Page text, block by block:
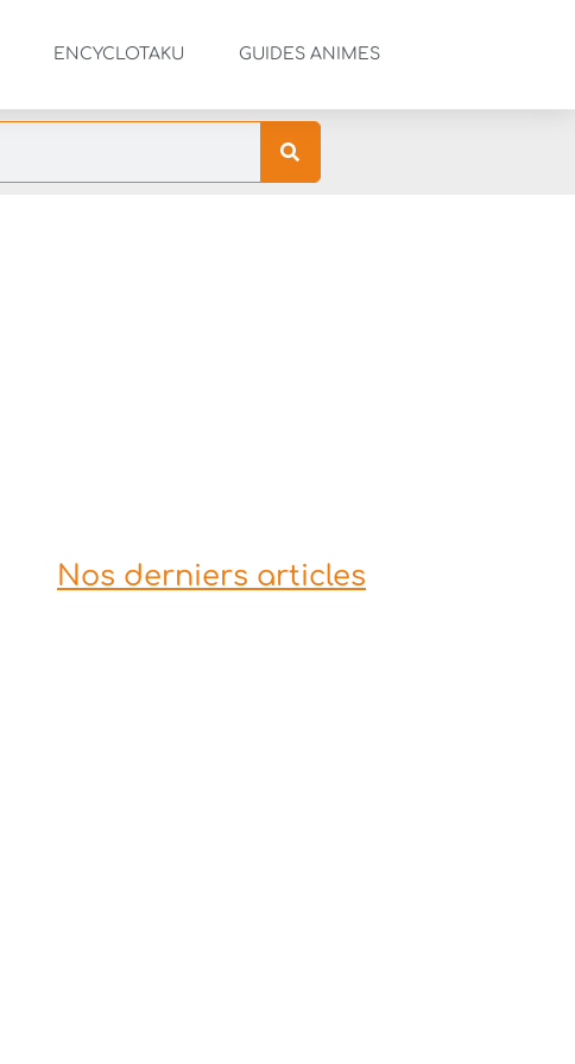
ENCYCLOTAKU GUIDES ANIMES
Nos derniers articles